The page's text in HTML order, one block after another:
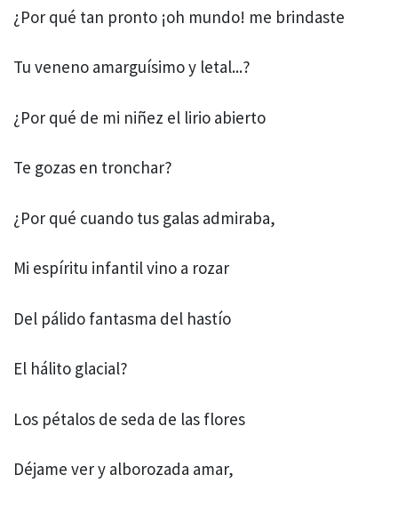
¿Por qué tan pronto ¡oh mundo! me brindaste
Tu veneno amarguísimo y letal...?
¿Por qué de mi niñez el lirio abierto
Te gozas en tronchar?
¿Por qué cuando tus galas admiraba,
Mi espíritu infantil vino a rozar
Del pálido fantasma del hastío
El hálito glacial?
Los pétalos de seda de las flores
Déjame ver y alborozada amar,